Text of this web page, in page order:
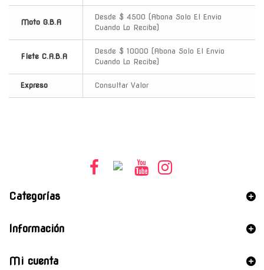
Moto G.B.A
Desde $ 4500 (Abona Solo El Envio
Cuando Lo Recibe)
Flete C.A.B.A
Desde $ 10000 (Abona Solo El Envio
Cuando Lo Recibe)
Expreso Consultar Valor
Categorías
Información
Mi cuenta